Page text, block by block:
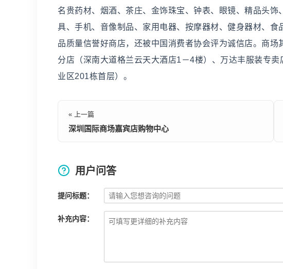
名贵药材、烟酒、茶庄、金饰珠宝、钟表、眼镜、精品头
具、手机、音像制品、家用电器、按摩器材、健身器材、
品质量信誉好商店，还被中国消费者协会评为诚信店。商
分店（深南大道格兰云天大酒店1－4楼）、万达丰服装专
业区201栋首层）。
« 上一篇
深圳国际商场嘉宾店购物中心
用户问答
提问标题：
补充内容：